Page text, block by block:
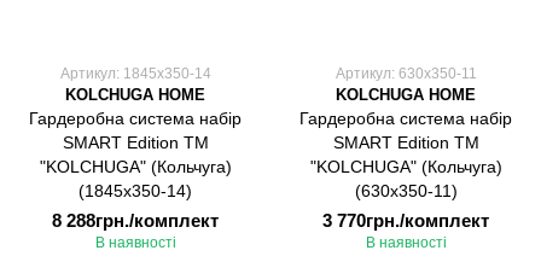
Артикул: 1845х350-14
KOLCHUGA HOME
Гардеробна система набір
SMART Edition ТМ
"KOLCHUGA" (Кольчуга)
(1845х350-14)
8 288грн./комплект
В наявності
Артикул: 630х350-11
KOLCHUGA HOME
Гардеробна система набір
SMART Edition ТМ
"KOLCHUGA" (Кольчуга)
(630х350-11)
3 770грн./комплект
В наявності